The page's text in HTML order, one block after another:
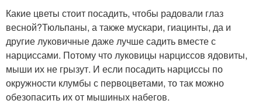
Какие цветы стоит посадить, чтобы радовали глаз
весной?Тюльпаны, а также мускари, гиацинты, да и
другие луковичные даже лучше садить вместе с
нарциссами. Потому что луковицы нарциссов ядовиты,
мыши их не грызут. И если посадить нарциссы по
окружности клумбы с первоцветами, то так можно
обезопасить их от мышиных набегов.